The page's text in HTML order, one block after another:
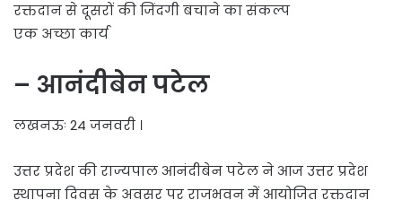
रक्तदान से दूसरों की जिंदगी बचाने का संकल्प
एक अच्छा कार्य
– आनंदीबेन पटेल
लखनऊः 24 जनवरी ।
उत्तर प्रदेश की राज्यपाल आनंदीबेन पटेल ने आज उत्तर प्रदेश
स्थापना दिवस के अवसर पर राजभवन में आयोजित रक्तदान